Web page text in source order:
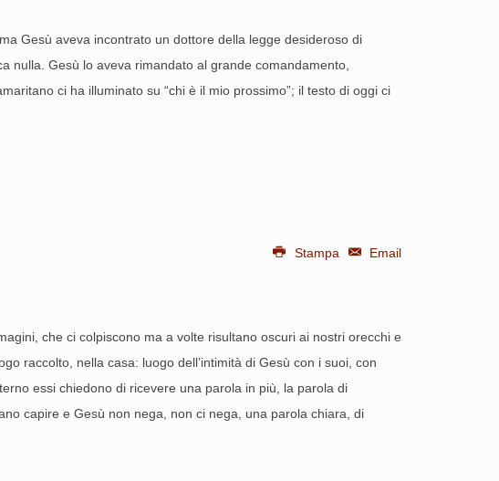
Gesù aveva incontrato un dottore della legge desideroso di
nulla. Gesù lo aveva rimandato al grande comandamento,
ci ha illuminato su “chi è il mio prossimo”; il testo di oggi ci
Stampa Email
che ci colpiscono ma a volte risultano oscuri ai nostri orecchi e
raccolto, nella casa: luogo dell’intimità di Gesù con i suoi, con
essi chiedono di ricevere una parola in più, la parola di
capire e Gesù non nega, non ci nega, una parola chiara, di